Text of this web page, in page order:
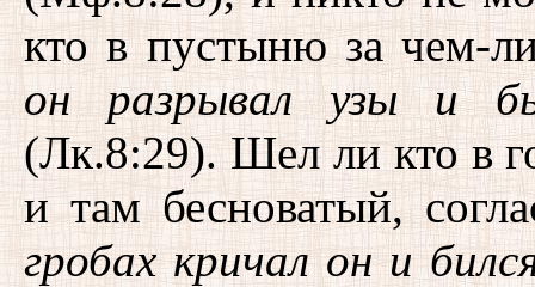
кто в пустыню за чем-
он разрывал узы и
(Лк.8:29). Шел ли кто в
и там бесноватый,
гробах кричал он и